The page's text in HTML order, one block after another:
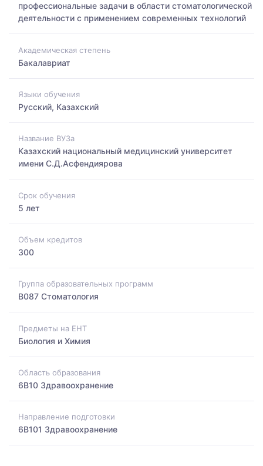
профессиональные задачи в области стоматологической
деятельности с применением современных технологий
Академическая степень
Бакалавриат
Языки обучения
Русский, Казахский
Название ВУЗа
Казахский национальный медицинский университет
имени С.Д.Асфендиярова
Срок обучения
5 лет
Объем кредитов
300
Группа образовательных программ
B087 Стоматология
Предметы на ЕНТ
Биология и Химия
Область образования
6B10 Здравоохранение
Направление подготовки
6B101 Здравоохранение